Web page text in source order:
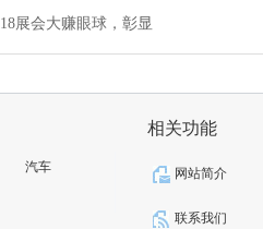
展会大赚眼球，彰显
汽车
相关功能
网站简介
联系我们